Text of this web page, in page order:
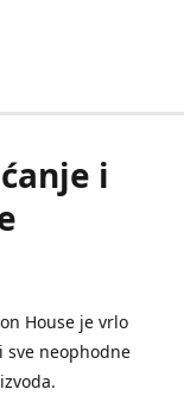
i
House je vrlo
sve neophodne